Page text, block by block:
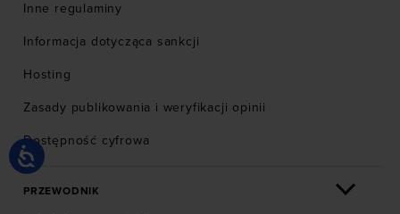
Inne regulaminy
Informacja dotycząca sankcji
Hosting
Zasady publikowania i weryfikacji opinii
Dostępność cyfrowa
PRZEWODNIK